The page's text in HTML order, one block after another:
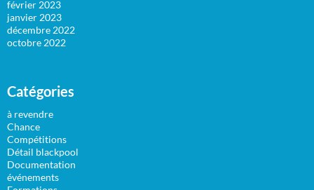
février 2023
janvier 2023
décembre 2022
octobre 2022
Catégories
à revendre
Chance
Compétitions
Détail blackpool
Documentation
événements